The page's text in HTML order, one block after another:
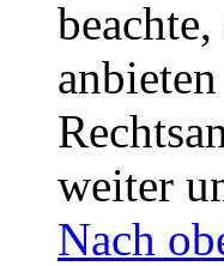
weiter
Nach